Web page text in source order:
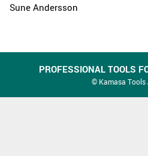
Sune Andersson
PROFESSIONAL TOOLS
© Kamasa Tools